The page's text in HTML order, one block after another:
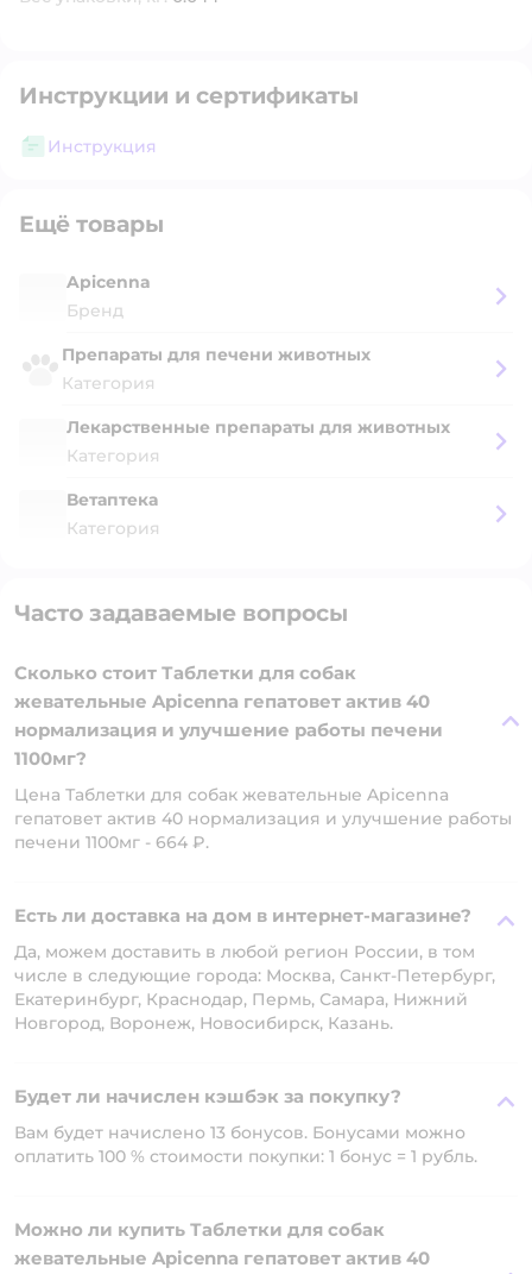
Инструкции и сертификаты
Инструкция
Ещё товары
Apicenna
Бренд
Препараты для печени животных
Категория
Лекарственные препараты для животных
Категория
Ветаптека
Категория
Часто задаваемые вопросы
Сколько стоит Таблетки для собак
жевательные Apicenna гепатовет актив 40
нормализация и улучшение работы печени
1100мг?
Цена Таблетки для собак жевательные Apicenna
гепатовет актив 40 нормализация и улучшение работы
печени 1100мг - 664 ₽.
Есть ли доставка на дом в интернет-магазине?
Да, можем доставить в любой регион России, в том
числе в следующие города: Москва, Санкт-Петербург,
Екатеринбург, Краснодар, Пермь, Самара, Нижний
Новгород, Воронеж, Новосибирск, Казань.
Будет ли начислен кэшбэк за покупку?
Вам будет начислено 13 бонусов. Бонусами можно
оплатить 100 % стоимости покупки: 1 бонус = 1 рубль.
Можно ли купить Таблетки для собак
жевательные Apicenna гепатовет актив 40